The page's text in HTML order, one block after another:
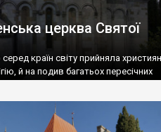
церква Святої
країн світу прийняла
й на подив багатьох пересічних